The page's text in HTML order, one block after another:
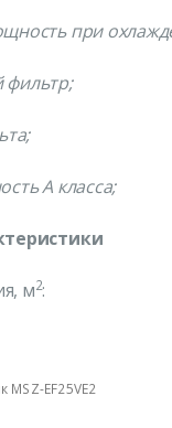
при
A класса;
м2:
EF25VE2